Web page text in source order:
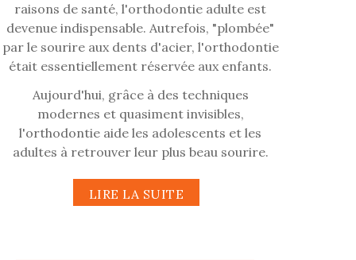
raisons de santé, l'orthodontie adulte est
devenue indispensable. Autrefois, "plombée"
par le sourire aux dents d'acier, l'orthodontie
était essentiellement réservée aux enfants.
Aujourd'hui, grâce à des techniques
modernes et quasiment invisibles,
l'orthodontie aide les adolescents et les
adultes à retrouver leur plus beau sourire.
LIRE LA SUITE